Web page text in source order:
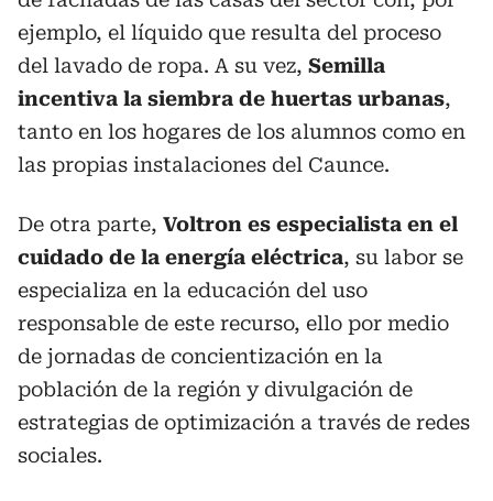
ejemplo, el líquido que resulta del proceso
del lavado de ropa. A su vez, Semilla
incentiva la siembra de huertas urbanas,
tanto en los hogares de los alumnos como en
las propias instalaciones del Caunce.
De otra parte, Voltron es especialista en el
cuidado de la energía eléctrica, su labor se
especializa en la educación del uso
responsable de este recurso, ello por medio
de jornadas de concientización en la
población de la región y divulgación de
estrategias de optimización a través de redes
sociales.